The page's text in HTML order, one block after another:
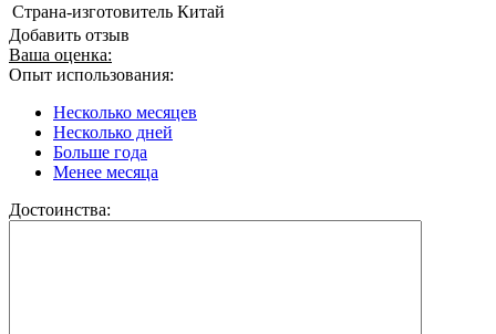
Страна-изготовитель Китай
Добавить отзыв
Ваша оценка:
Опыт использования:
Несколько месяцев
Несколько дней
Больше года
Менее месяца
Достоинства: